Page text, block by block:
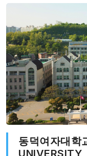
동덕여자대학교 –